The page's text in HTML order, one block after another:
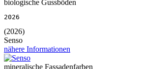
biologische Gussböden
2026
(2026)
Senso
nähere Informationen
mineralische Fassadenfarben